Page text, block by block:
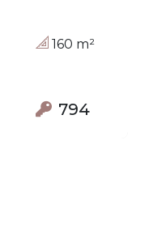
160 m²
794